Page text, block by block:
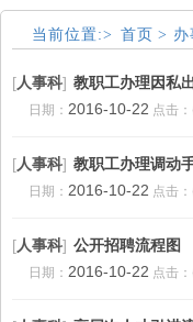
当前位置:> 首页 > 办
[人事科] 教职工办理因私
日期： 2016-10-22 点击：
[人事科] 教职工办理调动
日期： 2016-10-22 点击：
[人事科] 公开招聘流程图
日期： 2016-10-22 点击：